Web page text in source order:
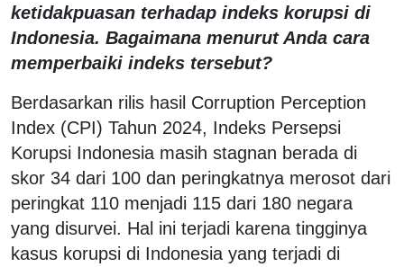
ketidakpuasan terhadap indeks korupsi di
Indonesia. Bagaimana menurut Anda cara
memperbaiki indeks tersebut?
Berdasarkan rilis hasil Corruption Perception
Index (CPI) Tahun 2024, Indeks Persepsi
Korupsi Indonesia masih stagnan berada di
skor 34 dari 100 dan peringkatnya merosot dari
peringkat 110 menjadi 115 dari 180 negara
yang disurvei. Hal ini terjadi karena tingginya
kasus korupsi di Indonesia yang terjadi di